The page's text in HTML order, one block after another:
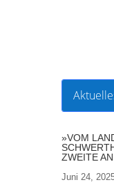
»VOM
ZWEITE
Juni 24,